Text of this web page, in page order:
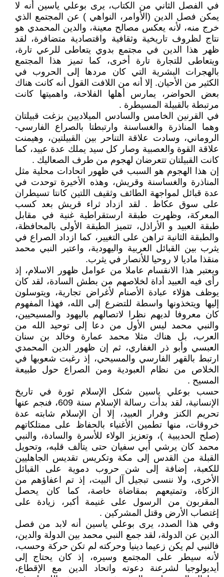
في الفصل الثاني من الكتاب، يرى بوعلي ياسين أنه لا
يمكن فصل الدين (الأوامر، النواهي ) عن المجتمع الذي
خرج منه، لأنه يعكس مصالح معينة، والدين المحمدي هو
نتاج لظروف تاريخية وثقافية واقتصادية متضافرة، لقد
ظهر هذا الدين في مجتمع بدوي يتعاطى للرعي تارة،
ويتعاطى للتجارة تارة أخرى، كما تميز هذا المجتمع
بالهجرات البشرية التي كان مردها إلى الحروب في
الكثير من الأحيان. إلا أنه من اللافت القول أنه كانت هناك
بعض الحواضر، يمارس أهلها الفلاحة، واهميتها كانت
مرتبطة بالقبيلة المسيطرة .
في القرنين الخامس والسادس الميلاديين بزغت قبيلتان
وهما المناذرة والغساسنة وارتبطتا بالصراع الفارسي-
الروماني، وسادت علاقة التناحر بين القبيلتين، وهيمنت
علاقة القوة والعصبية وصار كل سيد يملك عدة عبيد، كما
كانت القبيلتان تتعرضان لهجوم من طرف الصعاليك .
إن هذا الهجوم هو السبب في ظهور اتحادات محلية مثل
المناذرة والغساسنة وقريش، وهذه الأخيرة توحدت في
عدة قبائل لمواجهة الطائف وثقيف اللتين كانتا تسيطران
على سوق عكاظ . لقد ازداد ثراء قريش بعد كسب
المعركة، وظهرت طبقة ارستقراطية غنية في مقابل
طبقة العبيد و الأراذل، تتميز الطبقة الأولى بالمحافظة،
والطبقة الثانية تراهن على التغيير، كما ازداد الصراع في
يثرب بين القبائل العربية واليهودية، واعتبر النبي محمد
منقذا ماديا لا روحيا للأنصار في يثرب.
ويعتبر هذا الانقسام عاملا من عوامل ظهور الاسلام، إذ
رأى فيه العبيد أداة لخلاصهم من بطش السادة، لقد كان
يوظف هؤلاء عبادة الأصنام لأغراض تجارية، ويتوسلون
إليها ويتخذونها واسطة للتضرع إلى الله، فهذا المفهوم
كان معروفا لديهم نظرا لاتصالهم باليهود والمسيحيين،
والنبي محمد ليس الأول من دعا إلى توحيد الله من
العرب، بل هناك مثلا محمد عمارة وخالد بن سنان
العبسي وأبو ذر الغفاري، ثم إن ظهور الدين المحمدي
ارتبط بالقهر الفارسي والمسيحي، إذ رغبت شعوبها في
الخلاص من نظام العبودية ومن الصراع حول طبيعة
المسيح .
حسب بوعلي ياسين شكل الإسلام ثورة في تاريخ
الإنسانية، لقد بدأت رسالة الإسلام سنة 609، فنجم عنها
تحريم الكنز وفرار العبيد، إلا أن الإسلام شابته عدة
خروقات، منها تطمين الأغنياء بالحفاظ على ممتلكاتهم
(صلح الحديبية )، وتعزيز الولاء للأسرة والسادة، والنبي
محمد كان يرشي أبي سفيان حتى يتألف قلبه، وتحويل
القبلة من القدس إلى مكة وتكريس تقديس الجاهليين
للكعبة، إضافة إلى شن حروب دموية على القبائل
الأخرى، ولا ننسى تبجيل آل البيت، إذ تم اعفاؤهم من
الزكاة، وتمتيعهم بمقاضاة خاصة، كما كان يحصل
المقربون من الرسول على غنيمة أكبر، زيادة على
إغتصاب الأرض وقتل المشركين .
وفي هذا الصدد، يرى بوعلي ياسين أنه لابد من فصل
الدين عن الدولة، لقد جمع النبي محمد بين الدولة والدين،
فالنبي لم يكن زعيما دينيا وحركته لم تكن حركة وحسب،
لأنه سيطر على المجتمع وسيره، إذ كان يحتاج إلى
أيديولوجيا لشرعنة دعوته واتحاد الدين مع الإقطاع،